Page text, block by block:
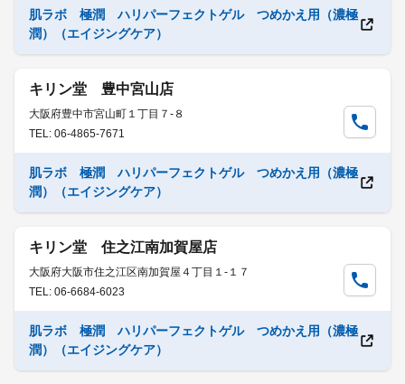
肌ラボ 極潤 ハリパーフェクトゲル つめかえ用（濃極
潤）（エイジングケア）
キリン堂 豊中宮山店
大阪府豊中市宮山町１丁目７-８
TEL: 06-4865-7671
肌ラボ 極潤 ハリパーフェクトゲル つめかえ用（濃極
潤）（エイジングケア）
キリン堂 住之江南加賀屋店
大阪府大阪市住之江区南加賀屋４丁目１-１７
TEL: 06-6684-6023
肌ラボ 極潤 ハリパーフェクトゲル つめかえ用（濃極
潤）（エイジングケア）